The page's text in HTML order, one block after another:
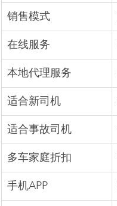
销售模式
在线服务
本地代理服务
适合新司机
适合事故司机
多车家庭折扣
手机APP